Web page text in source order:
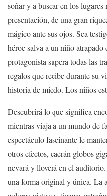
soñar y a buscar en los
presentación, de una gran
mágico ante sus ojos. Sea
héroe salva a un niño atrapado
protagonista supera todas las
regalos que recibe durante su
historia de miedo. Los niños
Descubrirá lo que significa
mientras viaja a un mundo de
espectáculo fascinante le
otros efectos, caerán globos
nevará y lloverá en el
una forma original y única. La